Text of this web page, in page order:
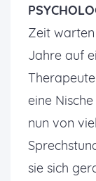
Zeit
Jahre auf
eine
nun von
sie sich